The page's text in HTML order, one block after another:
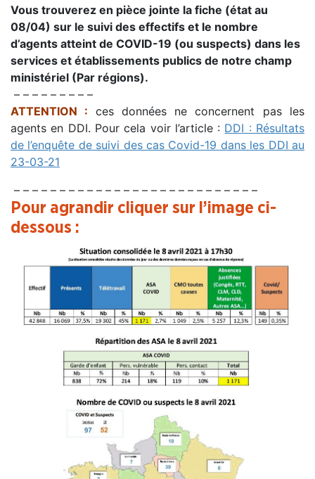
Vous trouverez en pièce jointe la fiche (état au
08/04) sur le suivi des effectifs et le nombre
d’agents atteint de COVID-19 (ou suspects) dans les
services et établissements publics de notre champ
ministériel (Par régions).
– – – – – – – – –
ATTENTION : ces données ne concernent pas les
agents en DDI. Pour cela voir l’article : DDI : Résultats
de l’enquête de suivi des cas Covid-19 dans les DDI au
23-03-21
– – – – – – – – – – – – – – – – – – – – – – – – – – –
Pour agrandir cliquer sur l’image ci-
dessous :